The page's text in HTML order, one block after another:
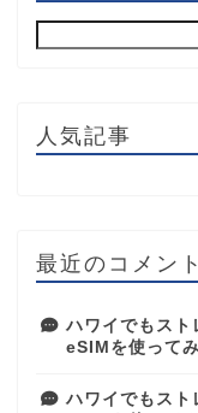
人気記事
最近のコメント
ハワイでもス
eSIMを使ってみ
ハワイでもス